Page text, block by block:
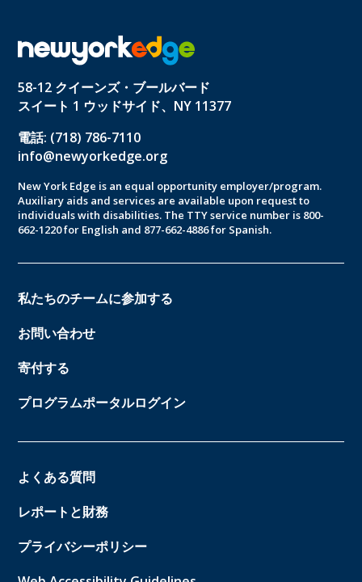
58-12 クイーンズ・ブールバード
スイート 1 ウッドサイド、NY 11377
電話: (718) 786-7110
info@newyorkedge.org
New York Edge is an equal opportunity employer/program.
Auxiliary aids and services are available upon request to
individuals with disabilities. The TTY service number is 800-
662-1220 for English and 877-662-4886 for Spanish.
私たちのチームに参加する
お問い合わせ
寄付する
プログラムポータルログイン
よくある質問
レポートと財務
プライバシーポリシー